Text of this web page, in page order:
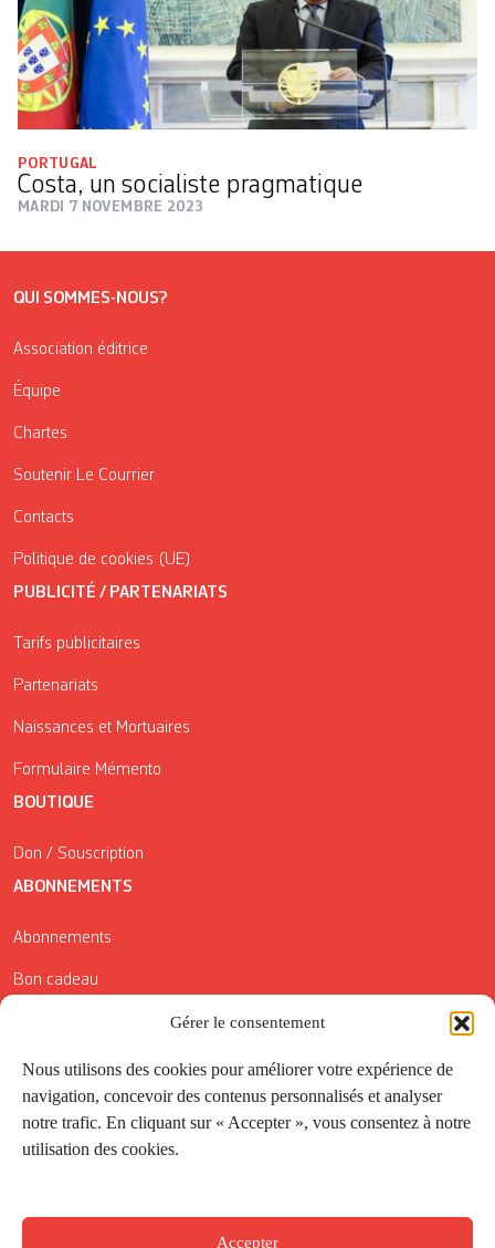
Gérer le consentement
Nous utilisons des cookies pour améliorer votre expérience de
navigation, concevoir des contenus personnalisés et analyser
notre trafic. En cliquant sur « Accepter », vous consentez à notre
utilisation des cookies.
Accepter
PORTUGAL
Costa, un socialiste pragmatique
MARDI 7 NOVEMBRE 2023
QUI SOMMES-NOUS?
Association éditrice
Équipe
Chartes
Soutenir Le Courrier
Contacts
Politique de cookies (UE)
PUBLICITÉ / PARTENARIATS
Tarifs publicitaires
Partenariats
Naissances et Mortuaires
Formulaire Mémento
BOUTIQUE
Don / Souscription
ABONNEMENTS
Abonnements
Bon cadeau
Conditions générales de vente
Réductions de la Carte Côté Courrier
Application